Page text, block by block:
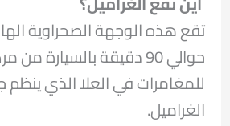
تقع هذه الوجهة الصحراوية
حوالي 90 دقيقة بالسيارة
للمغامرات في العلا الذي ينظم
الغراميل.